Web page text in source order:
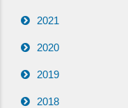
2021
2020
2019
2018